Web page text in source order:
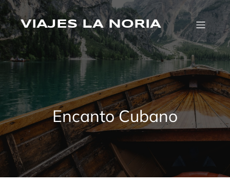
Saltar
al
contenidoVIAJES LA NORIA
Encanto Cubano